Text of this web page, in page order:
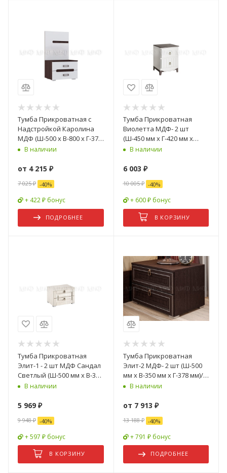
Тумба Прикроватная с
Надстройкой Каролина
МДФ (Ш-500 х В-800 х Г-374
мм)/Разные Цвета
В наличии
от 4 215 ₽
7 025 ₽ -40%
+ 422 ₽ бонус
ПОДРОБНЕЕ
Тумба Прикроватная
Виолетта МДФ- 2 шт
(Ш-450 мм x Г-420 мм х
В-596 мм)
В наличии
6 003 ₽
10 005₽ -40%
+ 600 ₽ бонус
В КОРЗИНУ
Тумба Прикроватная
Элит-1 - 2 шт МДФ Сандал
Светлый (Ш-500 мм x В-350
мм x Г-378 мм)
В наличии
5 969 ₽
9 948₽ -40%
+ 597 ₽ бонус
В КОРЗИНУ
Тумба Прикроватная
Элит-2 МДФ- 2 шт (Ш-500
мм x В-350 мм x Г-378 мм)/
Разные Цвета
В наличии
от 7 913 ₽
13 188 ₽ -40%
+ 791 ₽ бонус
ПОДРОБНЕЕ